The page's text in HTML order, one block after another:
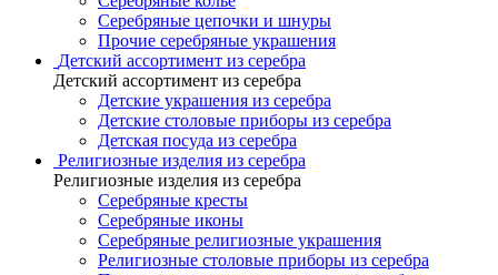
Серебряные цепочки и шнуры
Прочие серебряные украшения
Детский ассортимент из серебра
Детский ассортимент из серебра
Детские украшения из серебра
Детские столовые приборы из серебра
Детская посуда из серебра
Религиозные изделия из серебра
Религиозные изделия из серебра
Серебряные кресты
Серебряные иконы
Серебряные религиозные украшения
Религиозные столовые приборы из серебра